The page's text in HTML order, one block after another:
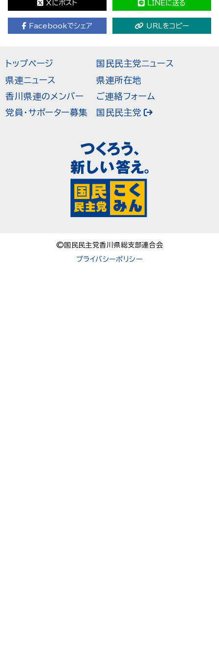
Xにポスト LINEに送る
Facebookでシェア URLをコピー
トップページ
県連ニュース
香川県連のメンバー
党員・サポーター募集
国民民主党ニュース
県連所在地
ご連絡フォーム
国民民主党
©国民民主党香川県総支部連合会
プライバシーポリシー